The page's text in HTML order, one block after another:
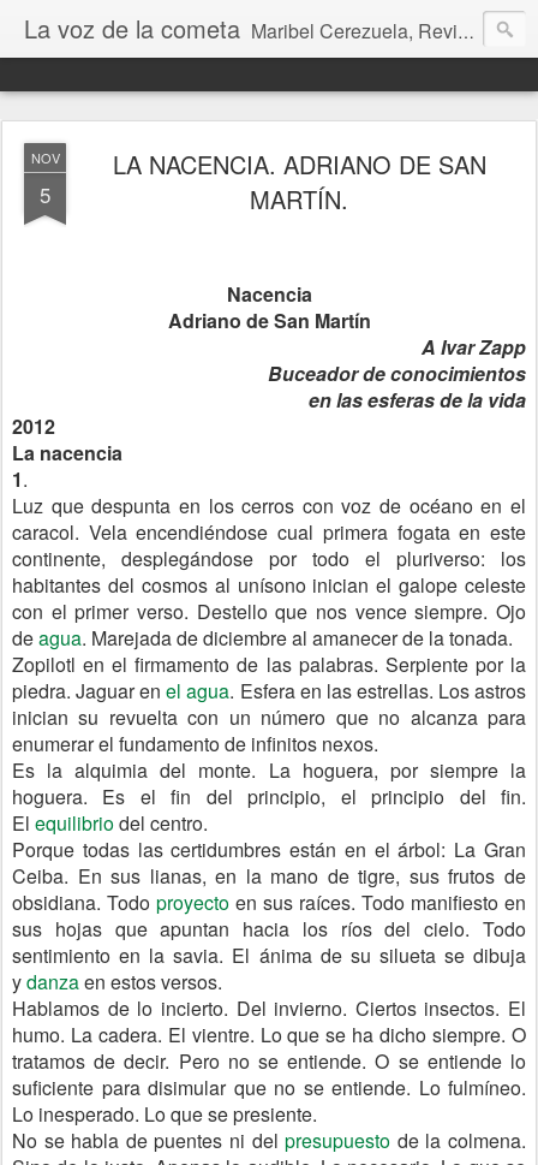
La voz de la cometa Maribel Cerezuela, Revista cultural, Diario voz, La magia de las artes. Tu voz en Internet, Cultura, Literatura, Revista, Fotografías, Audio, Entrevistas, Arte, Ajedrez, Lecturas
NOV
5
LA NACENCIA. ADRIANO DE SAN
MARTÍN.
Nacencia
Adriano de San Martín
A Ivar Zapp
Buceador de conocimientos
en las esferas de la vida
2012
La nacencia
1.
Luz que despunta en los cerros con voz de océano en el
caracol. Vela encendiéndose cual primera fogata en este
continente, desplegándose por todo el pluriverso: los
habitantes del cosmos al unísono inician el galope celeste
con el primer verso. Destello que nos vence siempre. Ojo
deagua. Marejada de diciembre al amanecer de la tonada.
Zopilotl en el firmamento de las palabras. Serpiente por la
piedra. Jaguar enel agua. Esfera en las estrellas. Los astros
inician su revuelta con un número que no alcanza para
enumerar el fundamento de infinitos nexos.
Es la alquimia del monte. La hoguera, por siempre la
hoguera. Es el fin del principio, el principio del fin.
El equilibriodel centro.
Porque todas las certidumbres están en el árbol: La Gran
Ceiba. En sus lianas, en la mano de tigre, sus frutos de
obsidiana. Todo proyecto en sus raíces. Todo manifiesto en
sus hojas que apuntan hacia los ríos del cielo. Todo
sentimiento en la savia. El ánima de su silueta se dibuja
ydanzaen estos versos.
Hablamos de lo incierto. Del invierno. Ciertos insectos. El
humo. La cadera. El vientre. Lo que se ha dicho siempre. O
tratamos de decir. Pero no se entiende. O se entiende lo
suficiente para disimular que no se entiende. Lo fulmíneo.
Lo inesperado. Lo que se presiente.
No se habla de puentes ni delpresupuesto de la colmena.